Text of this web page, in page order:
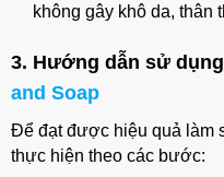
không gây khô da, thân
3. Hướng dẫn sử dụng
and Soap
Để đạt được hiệu quả làm
thực hiện theo các bước: